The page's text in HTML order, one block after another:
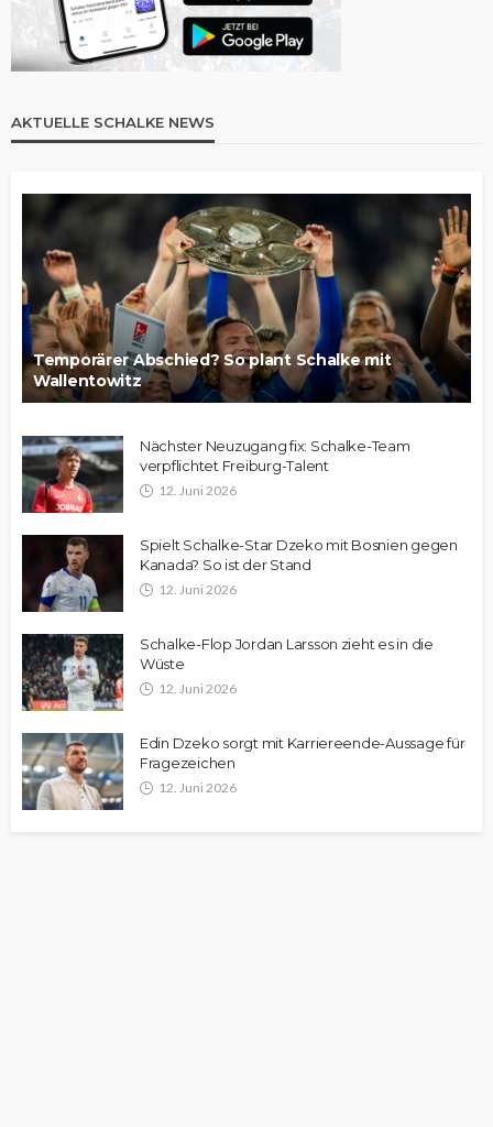
AKTUELLE SCHALKE NEWS
Temporärer Abschied? So plant Schalke mit
Wallentowitz
Nächster Neuzugang fix: Schalke-Team
verpflichtet Freiburg-Talent
12. Juni 2026
Spielt Schalke-Star Dzeko mit Bosnien gegen
Kanada? So ist der Stand
12. Juni 2026
Schalke-Flop Jordan Larsson zieht es in die
Wüste
12. Juni 2026
Edin Dzeko sorgt mit Karriereende-Aussage für
Fragezeichen
12. Juni 2026